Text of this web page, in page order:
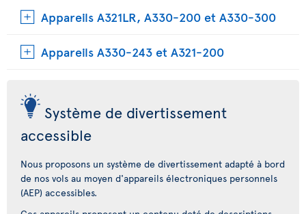
Appareils A321LR, A330-200 et A330-300
Appareils A330-243 et A321-200
Système de divertissement
accessible
Nous proposons un système de divertissement adapté à bord
de nos vols au moyen d'appareils électroniques personnels
(AEP) accessibles.